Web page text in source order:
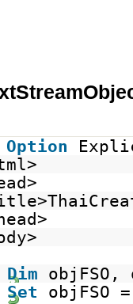
Option
Dim objFSO,
Set
objFSO =